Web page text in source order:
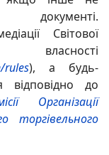
Світової
власності
rules), а будь-
відповідно до
Організації
торгівельного